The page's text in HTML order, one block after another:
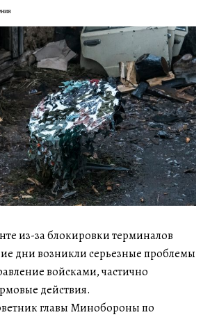
из-за блокировки терминалов
дни возникли серьезные проблемы
войсками, частично
действия.
главы Минобороны по